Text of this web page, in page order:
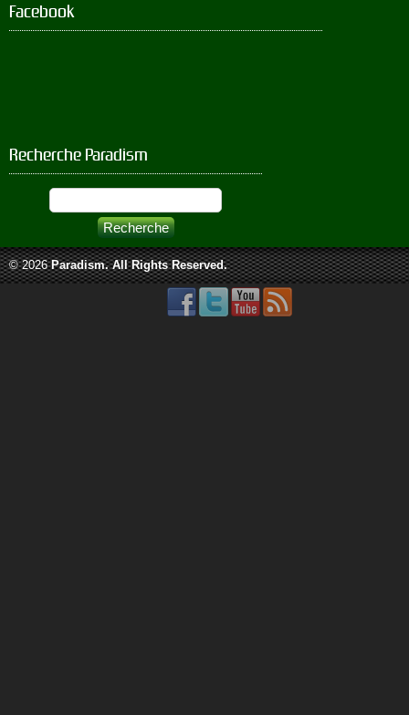
Facebook
Recherche Paradism
© 2026 Paradism. All Rights Reserved.